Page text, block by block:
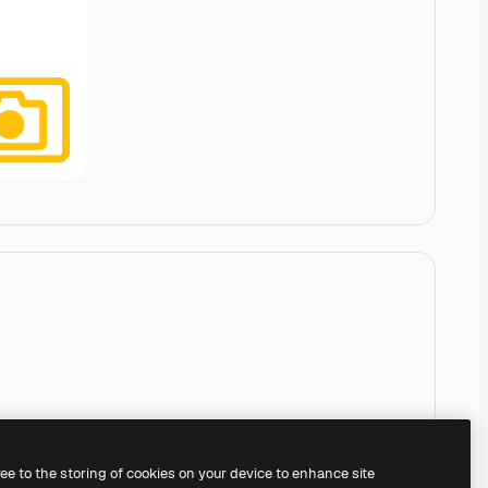
to the storing of cookies on your device to enhance site